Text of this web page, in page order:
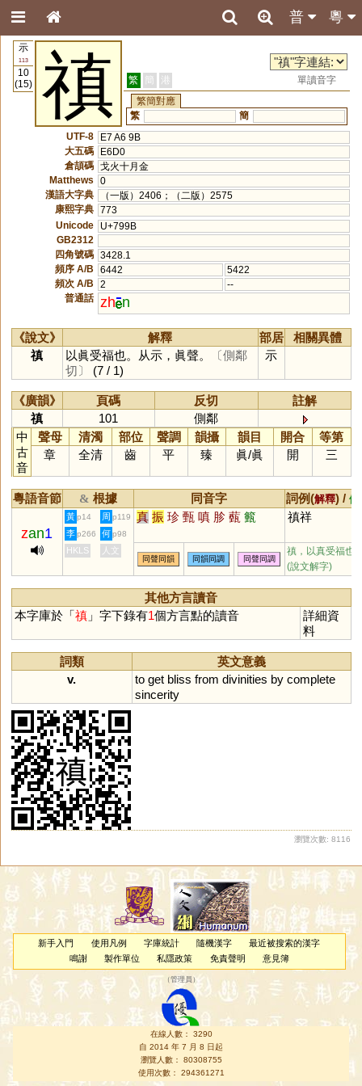
粵
普
示
113
10
(15)
禛 繁 簡 港
單讀音字
繁簡對應
繁
簡
UTF-8
E7 A6 9B
大五碼
E6D0
倉頡碼 戈火十月金
Matthews
0
漢語大字典
（一版）2406；（二版）2575
康熙字典 773
Unicode
U+799B
GB2312
四角號碼 3428.1
頻序 A/B
6442
5422
頻次 A/B
2
--
普通話 zh n
《說文》 解釋 部居
相關異體
禛
以眞受福也。从示，眞聲。
〔側鄰
切〕
(7 / 1)
示
《廣韻》 頁碼 反切
註解
禛
101
側鄰
中
古
音
聲母 清濁 部位 聲調 韻攝 韻目 開合
等第
章
全清 齒 平 臻 眞/眞 開 三
粵語音節 & 根據 同音字 詞例(解釋) / 備
zan1
黃 p14 周 p119 真 振 珍 甄 嗔 胗 薽 籈 禛祥
李 p266 何 p98
HKLS 人文
同聲同韻 同韻同調 同聲同調
禛，以真受福也
(說文解字)
其他方言讀音
本字庫於「禛」字下錄有1個方言點的讀音
詳細資
料
詞類
英文意義
v.
to get bliss from divinities by complete
sincerity
瀏覽次數: 8116
新手入門 使用凡例 字庫統計 隨機漢字
最近被搜索的漢字
鳴謝
製作單位 私隱政策 免責聲明 意見簿
（管理員 ）
在線人數： 3290
自 2014 年 7 月 8 日起
瀏覽人數： 80308755
使用次數： 294361271